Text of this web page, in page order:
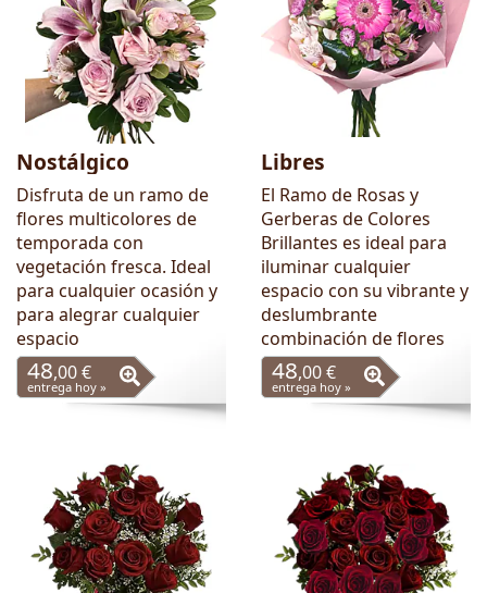
Nostálgico
Disfruta de un ramo de
flores multicolores de
temporada con
vegetación fresca. Ideal
para cualquier ocasión y
para alegrar cualquier
espacio
48,00 €
entrega hoy »
Libres
El Ramo de Rosas y
Gerberas de Colores
Brillantes es ideal para
iluminar cualquier
espacio con su vibrante y
deslumbrante
combinación de flores
48,00 €
entrega hoy »